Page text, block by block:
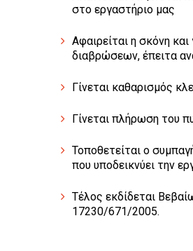
στο εργαστήριο μας
Αφαιρείται η σκόνη
διαβρώσεων, έπειτα
Γίνεται καθαρισμός
Γίνεται πλήρωση του
Τοποθετείται ο
που υποδεικνύει την
Τέλος εκδίδεται
17230/671/2005.